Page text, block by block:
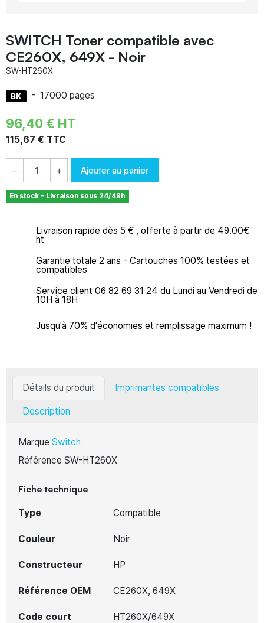
SWITCH Toner compatible avec
CE260X, 649X - Noir
SW-HT260X
- 17000 pages
96,40 € HT
115,67 € TTC
− + Ajouter au panier
En stock - Livraison sous 24/48h
Livraison rapide dès 5 € , offerte à partir de 49.00€
ht
Garantie totale 2 ans - Cartouches 100% testées et
compatibles
Service client 06 82 69 31 24 du Lundi au Vendredi de
10H à 18H
Jusqu'à 70% d'économies et remplissage maximum !
Détails du produit Imprimantes compatibles
Description
Marque Switch
Référence SW-HT260X
Fiche technique
Type Compatible
Couleur Noir
Constructeur HP
Référence OEM CE260X, 649X
Code court HT260X/649X